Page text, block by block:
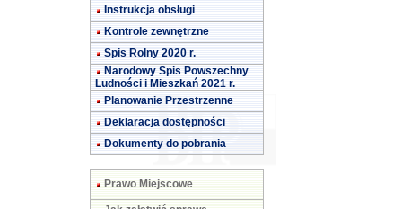
Instrukcja obsługi
Kontrole zewnętrzne
Spis Rolny 2020 r.
Narodowy Spis Powszechny
Ludności i Mieszkań 2021 r.
Planowanie Przestrzenne
Deklaracja dostępności
Dokumenty do pobrania
Prawo Miejscowe